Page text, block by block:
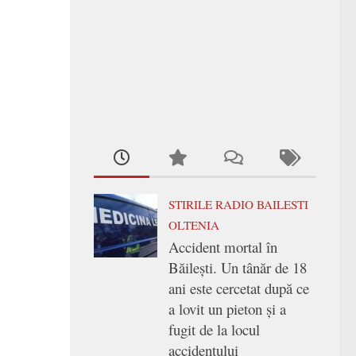
STIRILE RADIO BAILESTI
OLTENIA
Accident mortal în
Băilești. Un tânăr de 18
ani este cercetat după ce
a lovit un pieton și a
fugit de la locul
accidentului